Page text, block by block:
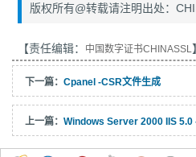
版权所有@转载请注明出处：
【责任编辑： 中国数字证书CHINASSL
下一篇： Cpanel -CSR文件生成
上一篇： Windows Server 2000 IIS 5.0